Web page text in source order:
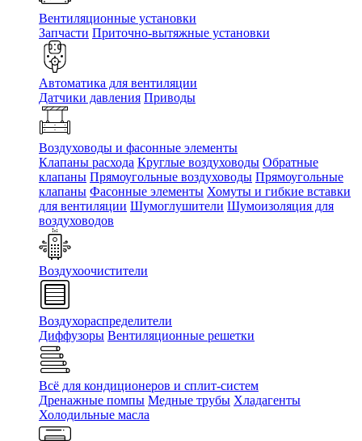
Вентиляционные установки
Запчасти Приточно-вытяжные установки
Автоматика для вентиляции
Датчики давления Приводы
Воздуховоды и фасонные элементы
Клапаны расхода Круглые воздуховоды Обратные
клапаны Прямоугольные воздуховоды Прямоугольные
клапаны Фасонные элементы Хомуты и гибкие вставки
для вентиляции Шумоглушители Шумоизоляция для
воздуховодов
Воздухоочистители
Воздухораспределители
Диффузоры Вентиляционные решетки
Всё для кондиционеров и сплит-систем
Дренажные помпы Медные трубы Хладагенты
Холодильные масла